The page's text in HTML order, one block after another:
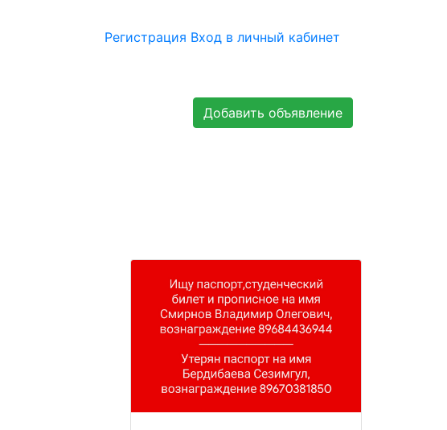
Регистрация Вход в личный кабинет
Добавить объявление